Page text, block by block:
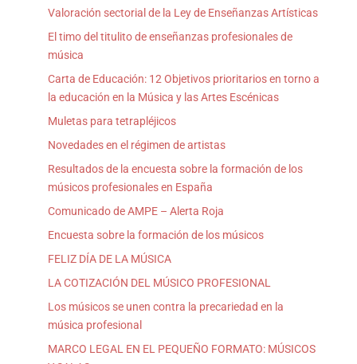
Valoración sectorial de la Ley de Enseñanzas Artísticas
El timo del titulito de enseñanzas profesionales de
música
Carta de Educación: 12 Objetivos prioritarios en torno a
la educación en la Música y las Artes Escénicas
Muletas para tetrapléjicos
Novedades en el régimen de artistas
Resultados de la encuesta sobre la formación de los
músicos profesionales en España
Comunicado de AMPE – Alerta Roja
Encuesta sobre la formación de los músicos
FELIZ DÍA DE LA MÚSICA
LA COTIZACIÓN DEL MÚSICO PROFESIONAL
Los músicos se unen contra la precariedad en la
música profesional
MARCO LEGAL EN EL PEQUEÑO FORMATO: MÚSICOS